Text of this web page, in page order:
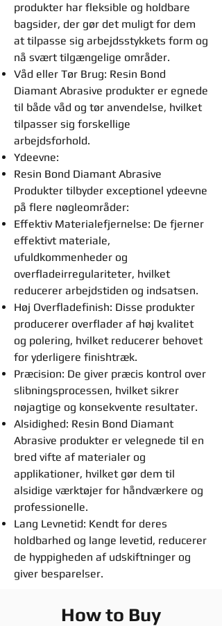
produkter har fleksible og holdbare
bagsider, der gør det muligt for dem
at tilpasse sig arbejdsstykkets form og
nå svært tilgængelige områder.
Våd eller Tør Brug: Resin Bond
Diamant Abrasive produkter er egnede
til både våd og tør anvendelse, hvilket
tilpasser sig forskellige
arbejdsforhold.
Ydeevne:
Resin Bond Diamant Abrasive
Produkter tilbyder exceptionel ydeevne
på flere nøgleområder:
Effektiv Materialefjernelse: De fjerner
effektivt materiale,
ufuldkommenheder og
overfladeirregulariteter, hvilket
reducerer arbejdstiden og indsatsen.
Høj Overfladefinish: Disse produkter
producerer overflader af høj kvalitet
og polering, hvilket reducerer behovet
for yderligere finishtræk.
Præcision: De giver præcis kontrol over
slibningsprocessen, hvilket sikrer
nøjagtige og konsekvente resultater.
Alsidighed: Resin Bond Diamant
Abrasive produkter er velegnede til en
bred vifte af materialer og
applikationer, hvilket gør dem til
alsidige værktøjer for håndværkere og
professionelle.
Lang Levnetid: Kendt for deres
holdbarhed og lange levetid, reducerer
de hyppigheden af udskiftninger og
giver besparelser.
How to Buy